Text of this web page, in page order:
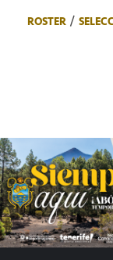
ROSTER